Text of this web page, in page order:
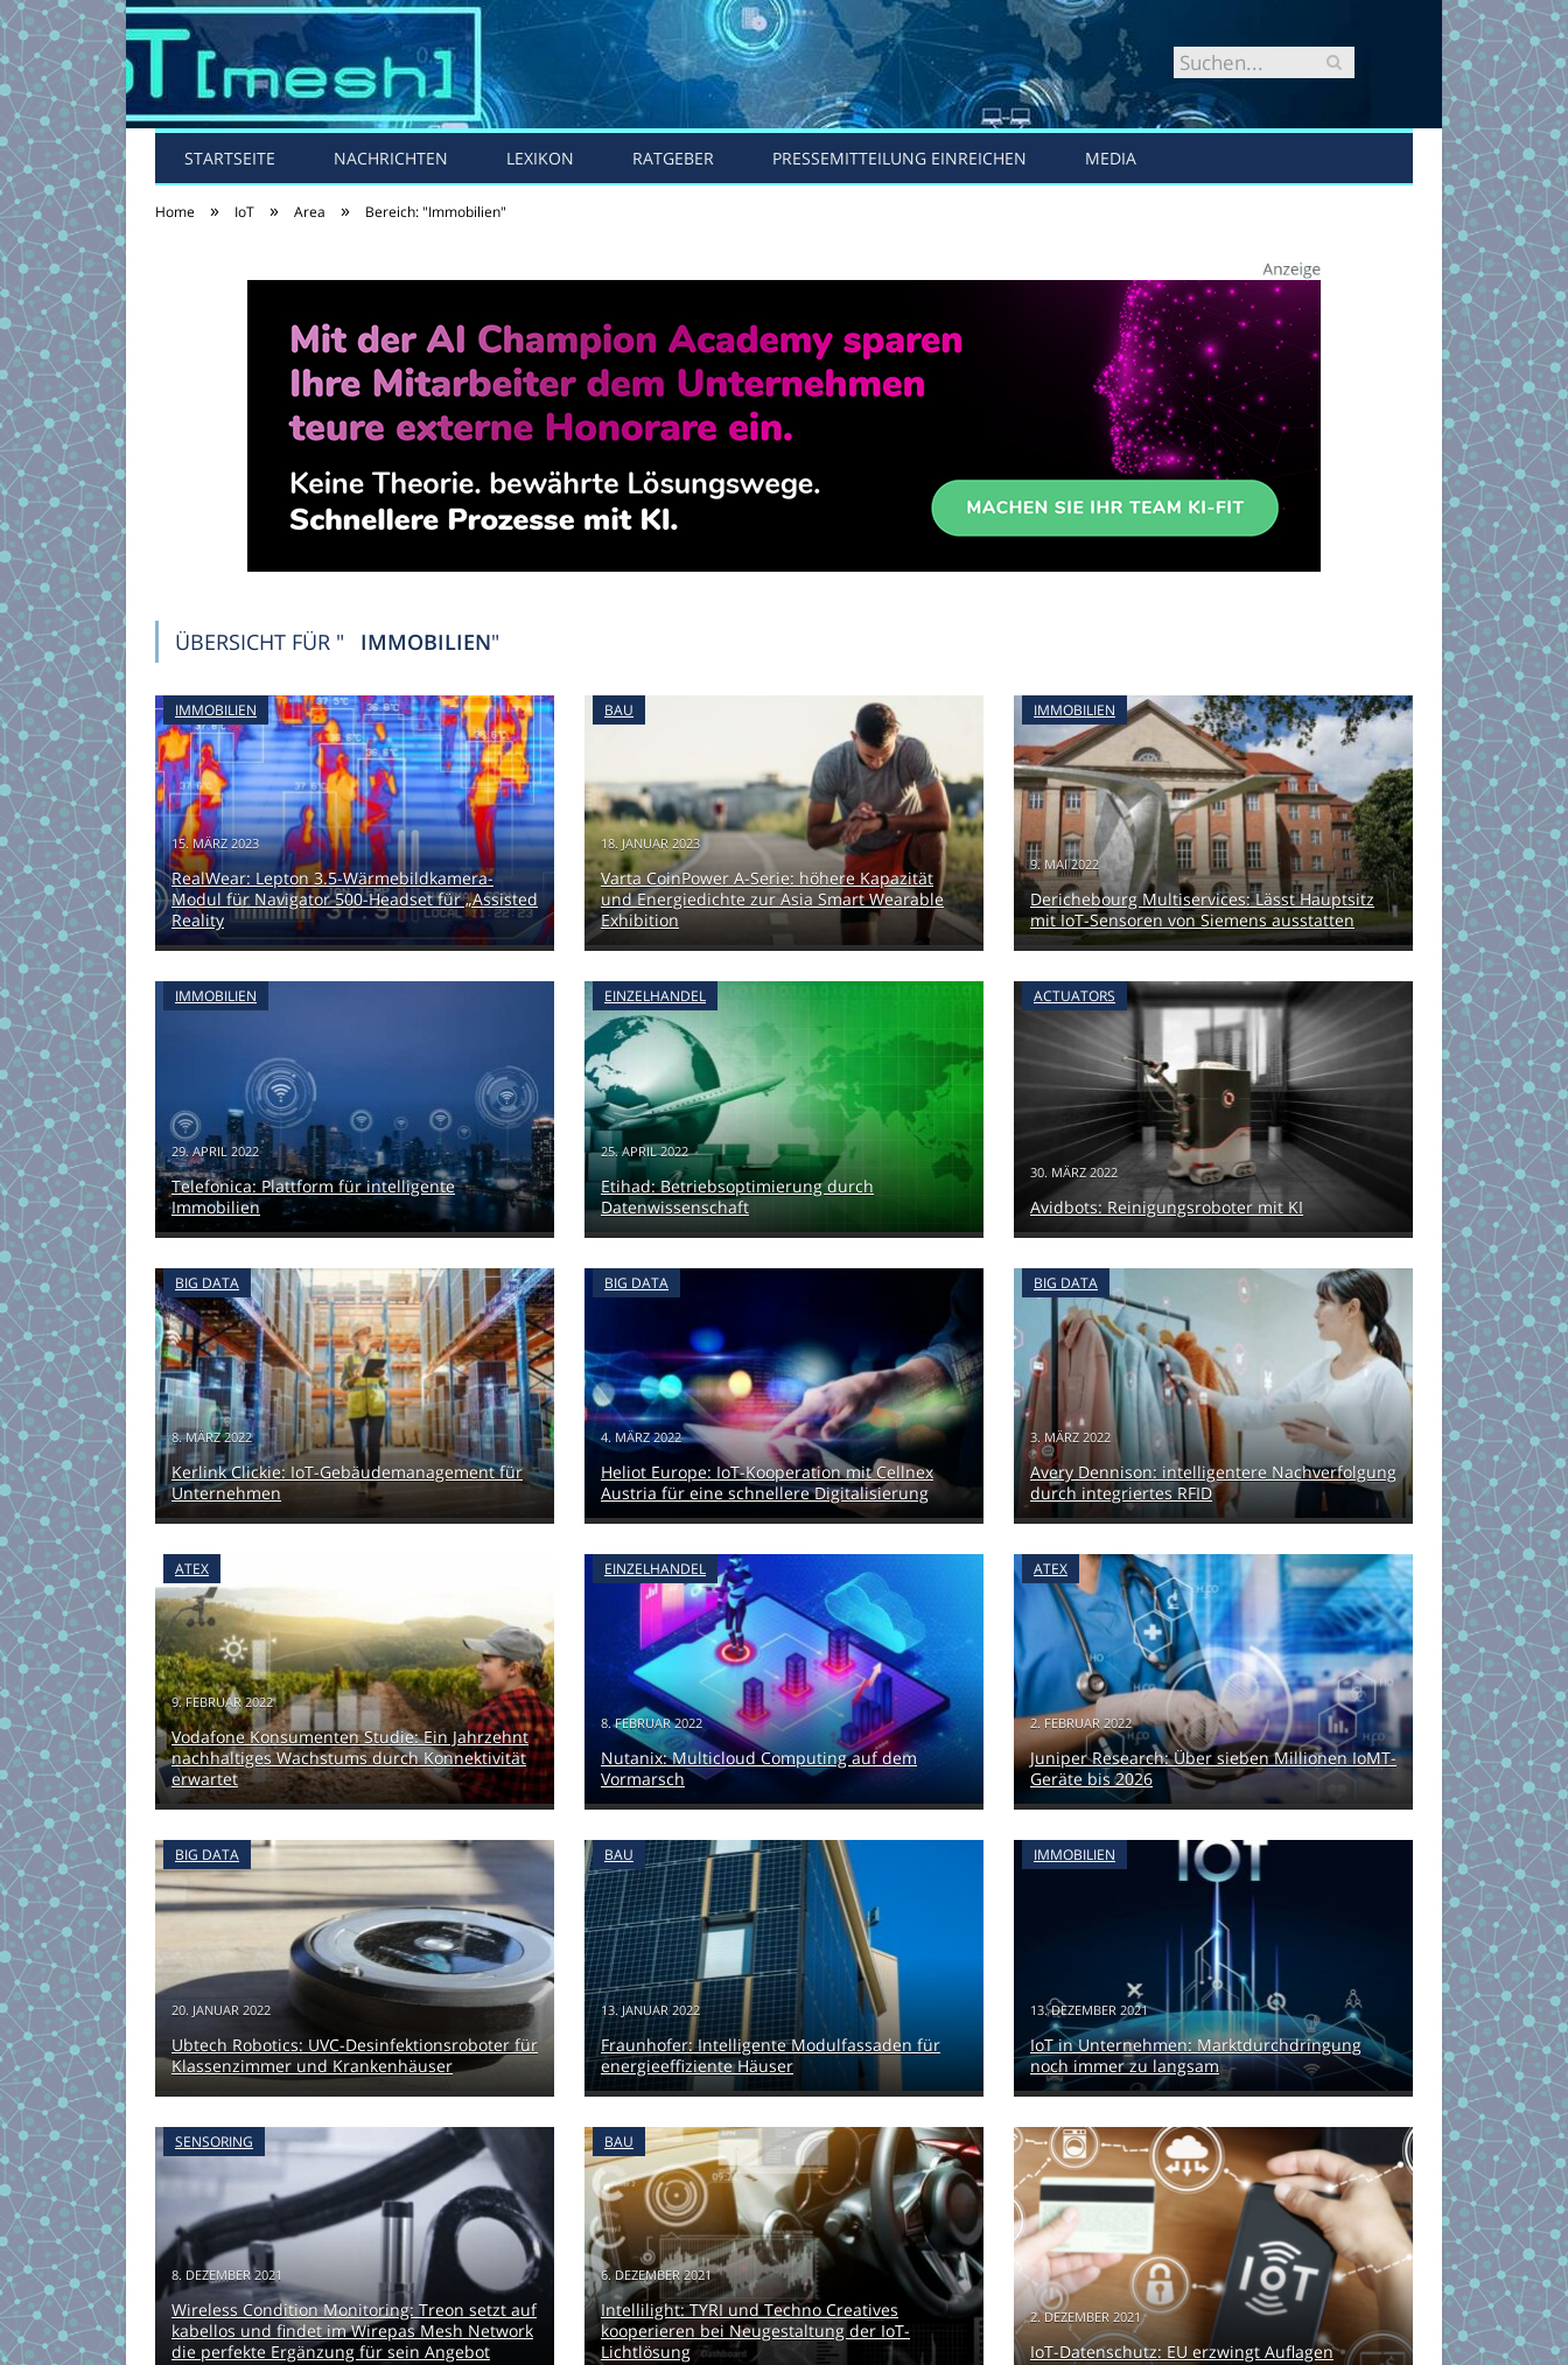
STARTSEITE NACHRICHTEN LEXIKON RATGEBER PRESSEMITTEILUNG EINREICHEN MEDIA
Home » IoT » Area » Bereich: "Immobilien"
ÜBERSICHT FÜR " IMMOBILIEN"
IMMOBILIEN
15. MÄRZ 2023
RealWear: Lepton 3.5-Wärmebildkamera-
Modul für Navigator 500-Headset für „Assisted
Reality
BAU
18. JANUAR 2023
Varta CoinPower A-Serie: höhere Kapazität
und Energiedichte zur Asia Smart Wearable
Exhibition
IMMOBILIEN
9. MAI 2022
Derichebourg Multiservices: Lässt Hauptsitz
mit IoT-Sensoren von Siemens ausstatten
IMMOBILIEN
29. APRIL 2022
Telefonica: Plattform für intelligente
Immobilien
EINZELHANDEL
25. APRIL 2022
Etihad: Betriebsoptimierung durch
Datenwissenschaft
ACTUATORS
30. MÄRZ 2022
Avidbots: Reinigungsroboter mit KI
BIG DATA
8. MÄRZ 2022
Kerlink Clickie: IoT-Gebäudemanagement für
Unternehmen
BIG DATA
4. MÄRZ 2022
Heliot Europe: IoT-Kooperation mit Cellnex
Austria für eine schnellere Digitalisierung
BIG DATA
3. MÄRZ 2022
Avery Dennison: intelligentere Nachverfolgung
durch integriertes RFID
ATEX
9. FEBRUAR 2022
Vodafone Konsumenten Studie: Ein Jahrzehnt
nachhaltiges Wachstums durch Konnektivität
erwartet
EINZELHANDEL
8. FEBRUAR 2022
Nutanix: Multicloud Computing auf dem
Vormarsch
ATEX
2. FEBRUAR 2022
Juniper Research: Über sieben Millionen IoMT-
Geräte bis 2026
BIG DATA
20. JANUAR 2022
Ubtech Robotics: UVC-Desinfektionsroboter für
Klassenzimmer und Krankenhäuser
BAU
13. JANUAR 2022
Fraunhofer: Intelligente Modulfassaden für
energieeffiziente Häuser
IMMOBILIEN
13. DEZEMBER 2021
IoT in Unternehmen: Marktdurchdringung
noch immer zu langsam
SENSORING
8. DEZEMBER 2021
Wireless Condition Monitoring: Treon setzt auf
kabellos und findet im Wirepas Mesh Network
die perfekte Ergänzung für sein Angebot
BAU
6. DEZEMBER 2021
Intellilight: TYRI und Techno Creatives
kooperieren bei Neugestaltung der IoT-
Lichtlösung
2. DEZEMBER 2021
IoT-Datenschutz: EU erzwingt Auflagen